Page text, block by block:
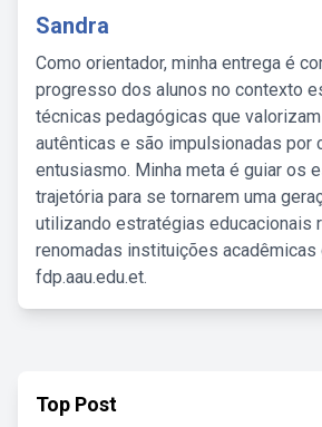
Sandra
Como orientador, minha entrega é
progresso dos alunos no contexto
técnicas pedagógicas que
autênticas e são impulsionadas por
entusiasmo. Minha meta é guiar os
trajetória para se tornarem uma
utilizando estratégias educacionais
renomadas instituições acadêmicas
fdp.aau.edu.et.
Top Post